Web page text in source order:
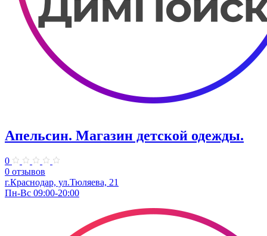
Апельсин. Магазин детской одежды.
0
0 отзывов
г.Краснодар, ул.Тюляева, 21
Пн-Вс 09:00-20:00